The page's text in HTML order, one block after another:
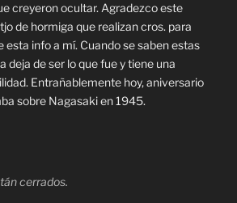
creyeron ocultar. Agradezco este
de hormiga que realizan cros. para
esta info a mí. Cuando se saben estas
deja de ser lo que fue y tiene una
Entrañablemente hoy, aniversario
sobre Nagasaki en 1945.
cerrados.